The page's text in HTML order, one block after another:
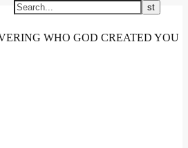
WHO GOD CREATED YOU